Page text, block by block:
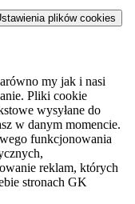
plików cookies
my jak i nasi
Pliki cookie
wysyłane do
w danym momencie.
funkcjonowania
reklam, których
stronach GK